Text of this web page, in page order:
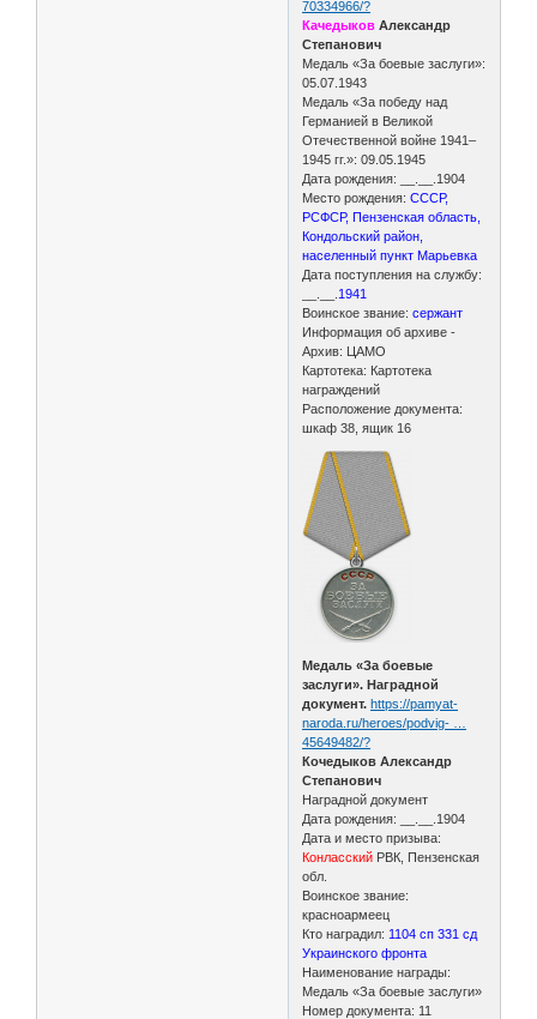
70334966/?
Качедыков Александр
Степанович
Медаль «За боевые заслуги»:
05.07.1943
Медаль «За победу над
Германией в Великой
Отечественной войне 1941–
1945 гг.»: 09.05.1945
Дата рождения: __.__.1904
Место рождения:СССР,
РСФСР, Пензенская область,
Кондольский район,
населенный пункт Марьевка
Дата поступления на службу:
1941
Воинское звание:сержант
Информация об архиве -
Архив: ЦАМО
Картотека: Картотека
награждений
Расположение документа:
шкаф 38, ящик 16
Медаль «За боевые
заслуги». Наградной
документ. https://pamyat-
naroda.ru/heroes/podvig- …
45649482/?
Кочедыков Александр
Степанович
Наградной документ
Дата рождения: __.__.1904
Дата и место призыва:
Конласский РВК, Пензенская
обл.
Воинское звание:
красноармеец
Кто наградил: 1104 сп 331 сд
Украинского фронта
Наименование награды:
Медаль «За боевые заслуги»
Номер документа: 11